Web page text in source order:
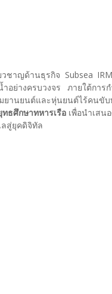
วชาญด้านธุรกิจ Subsea
อย่างครบวงจร ภายใต้การ
ยานยนต์และหุ่นยนต์ไร้คนขับ
ธศึกษาทหารเรือเพื่อนำเสน
สู่ยุคดิจิทัล